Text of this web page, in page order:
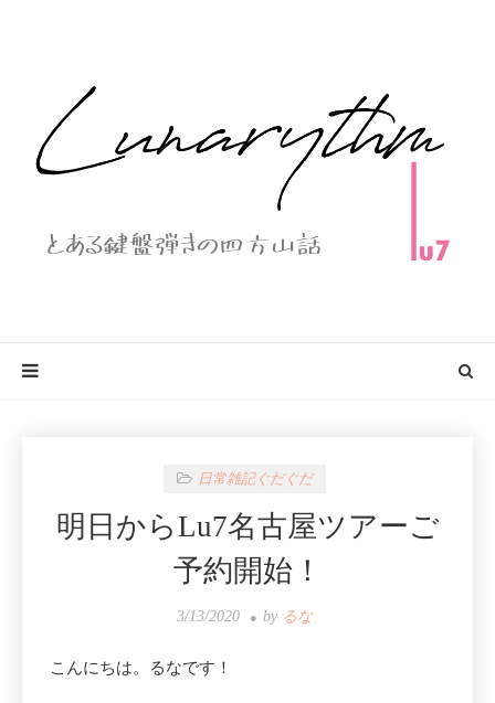
日常雑記ぐだぐだ
明日からLu7名古屋ツアーご
予約開始！
3/13/2020 by るな
こんにちは。るなです！